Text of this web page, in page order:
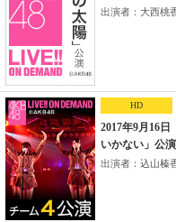
出演者：大西桃
HD
2017年9月16
いかない」公
出演者：込山榛